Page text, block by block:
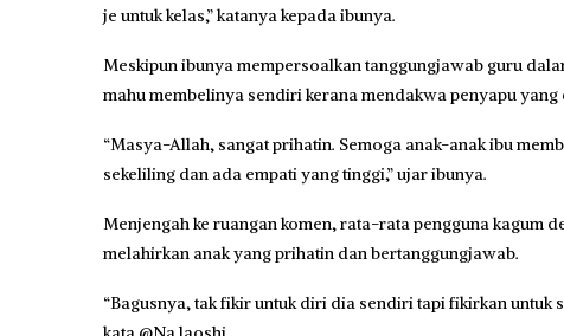
je untuk kelas,” katanya kepada ibunya.
Meskipun ibunya mempersoalkan tanggungjawab guru
mahu membelinya sendiri kerana mendakwa penyapu
“Masya-Allah, sangat prihatin. Semoga anak-anak ibu
sekeliling dan ada empati yang tinggi,” ujar ibunya.
Menjengah ke ruangan komen, rata-rata pengguna kagum
melahirkan anak yang prihatin dan bertanggungjawab.
“Bagusnya, tak fikir untuk diri dia sendiri tapi fikirkan untuk